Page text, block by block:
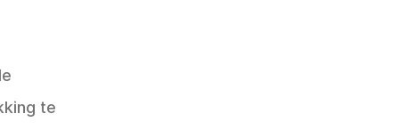
te